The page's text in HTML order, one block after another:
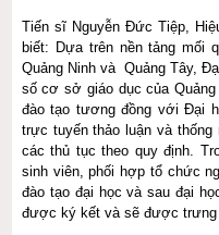
Tiến sĩ Nguyễn Đức Tiệp,
biết: Dựa trên nền tảng mối
Quảng Ninh và Quảng Tây,
số cơ sở giáo dục của
đào tạo tương đồng với Đại
trực tuyến thảo luận và
các thủ tục theo quy định.
sinh viên, phối hợp tổ chức
đào tạo đại học và sau đại
được ký kết và sẽ được trưng